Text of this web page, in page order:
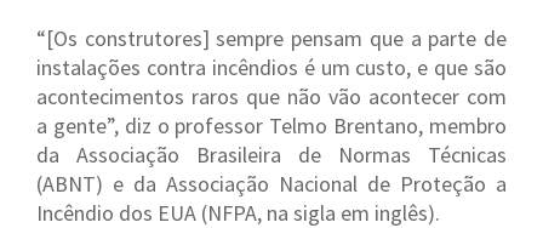
“[Os construtores] sempre pensam que a parte de
instalações contra incêndios é um custo, e que são
acontecimentos raros que não vão acontecer com
a gente”, diz o professor Telmo Brentano, membro
da Associação Brasileira de Normas Técnicas
(ABNT) e da Associação Nacional de Proteção a
Incêndio dos EUA (NFPA, na sigla em inglês).